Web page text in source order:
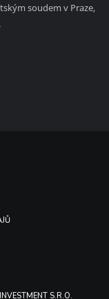
soudem v Praze,
S.R.O.